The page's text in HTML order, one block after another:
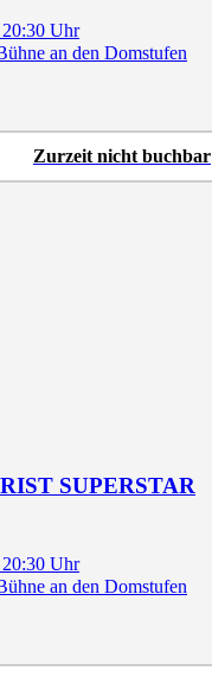
Uhr
an den Domstufen
Zurzeit nicht buchbar
SUPERSTAR
Uhr
an den Domstufen